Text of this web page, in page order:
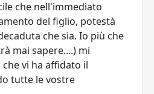
che nell'immediato
del figlio, potestà
che sia. Io più che
mai sapere....) mi
vi ha affidato il
tutte le vostre